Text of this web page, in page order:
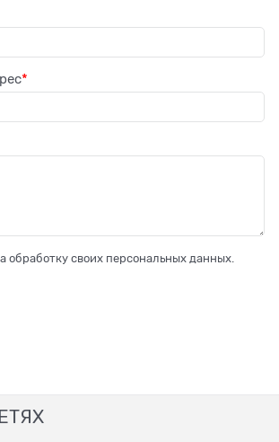
обработку своих персональных данных.